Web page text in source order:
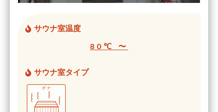
サウナ室温度
80℃ 〜
サウナ室タイプ